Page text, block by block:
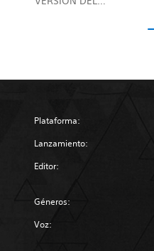
Plataforma:
Lanzamiento:
Editor:
Géneros:
Voz: